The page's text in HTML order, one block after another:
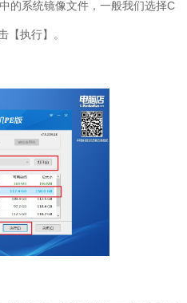
的系统镜像文件，一般我们选择C
【执行】。